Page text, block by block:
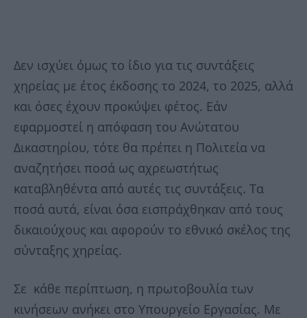
Δεν ισχύει όμως το ίδιο για τις συντάξεις
χηρείας με έτος έκδοσης το 2024, το 2025, αλλά
και όσες έχουν προκύψει φέτος. Εάν
εφαρμοστεί η απόφαση του Ανώτατου
Δικαστηρίου, τότε θα πρέπει η Πολιτεία να
αναζητήσει ποσά ως αχρεωστήτως
καταβληθέντα από αυτές τις συντάξεις. Τα
ποσά αυτά, είναι όσα εισπράχθηκαν από τους
δικαιούχους και αφορούν το εθνικό σκέλος της
σύνταξης χηρείας.
Σε κάθε περίπτωση, η πρωτοβουλία των
κινήσεων ανήκει στο Υπουργείο Εργασίας. Με